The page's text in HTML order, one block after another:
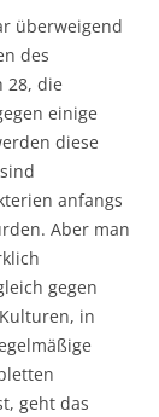
überweigend
des
28, die
einige
diese
anfangs
Aber man
gegen
in
geht das